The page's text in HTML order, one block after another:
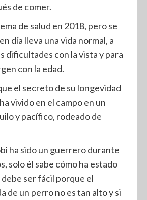
de comer.
de salud en 2018, pero se
día lleva una vida normal, a
dificultades con la vista y para
con la edad.
el secreto de su longevidad
vivido en el campo en un
y pacífico, rodeado de
ha sido un guerrero durante
solo él sabe cómo ha estado
ser fácil porque el
de un perro no es tan alto y si